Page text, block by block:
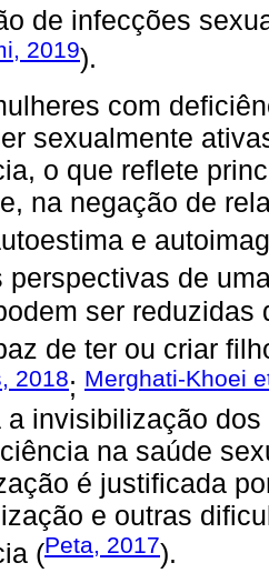
de infecções
2019).
com
sexualmente
o que reflete
na negação de
e
perspectivas de
ser
de ter ou criar
2018; Merghati-Khoei
a invisibilização
na saúde
é justificada
e outras
(Peta, 2017).